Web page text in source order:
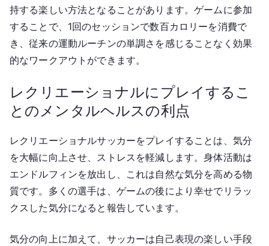
持する楽しい方法となることがあります。ゲームに参加
することで、1回のセッションで数百カロリーを消費で
き、従来の運動ルーチンの単調さを感じることなく効果
的なワークアウトができます。
レクリエーショナルにプレイするこ
とのメンタルヘルスの利点
レクリエーショナルサッカーをプレイすることは、気分
を大幅に向上させ、ストレスを軽減します。身体活動は
エンドルフィンを放出し、これは自然な気分を高める物
質です。多くの選手は、ゲームの後により幸せでリラッ
クスした気分になると報告しています。
気分の向上に加えて、サッカーは自己表現の楽しい手段